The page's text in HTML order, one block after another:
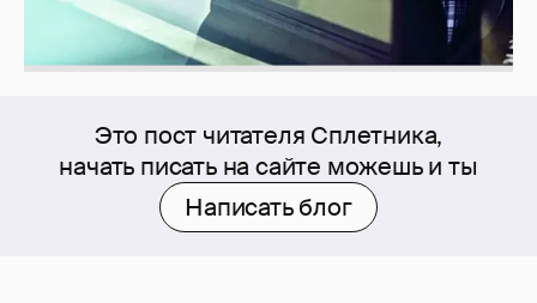
Это пост читателя Сплетника,
начать писать на сайте можешь и ты
Написать блог